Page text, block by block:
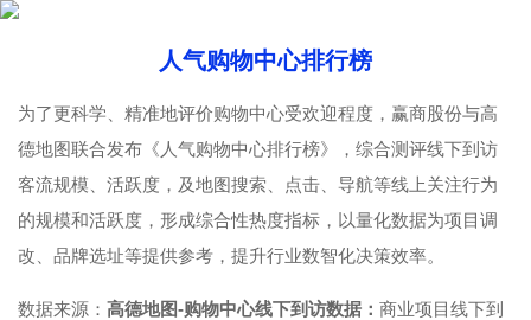
人气购物中心排行榜
为了更科学、精准地评价购物中心受欢迎程度，赢商股份与高
德地图联合发布《人气购物中心排行榜》，综合测评线下到访
客流规模、活跃度，及地图搜索、点击、导航等线上关注行为
的规模和活跃度，形成综合性热度指标，以量化数据为项目调
改、品牌选址等提供参考，提升行业数智化决策效率。
数据来源： 高德地图-购物中心线下到访数据： 商业项目线下到